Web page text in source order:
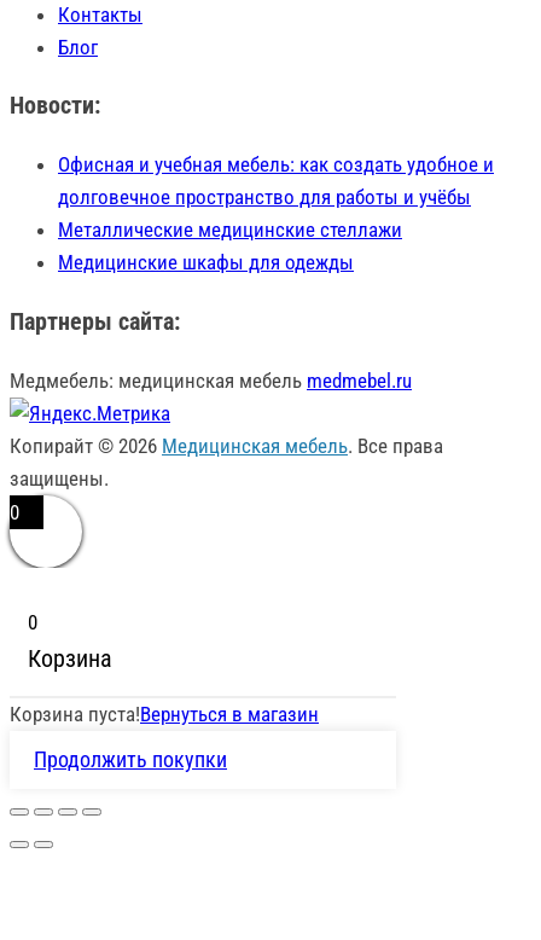
Контакты
Блог
Новости:
Офисная и учебная мебель: как создать удобное и
долговечное пространство для работы и учёбы
Металлические медицинские стеллажи
Медицинские шкафы для одежды
Партнеры сайта:
Медмебель: медицинская мебель medmebel.ru
Копирайт © 2026 Медицинская мебель. Все права
защищены.
0
0
Корзина
Корзина пуста!Вернуться в магазин
Продолжить покупки